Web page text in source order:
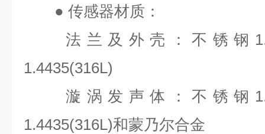
● 传感器材质：
法兰及外壳：不锈钢
1.4435(316L)
漩涡发声体：不锈钢
1.4435(316L)和蒙乃尔合金